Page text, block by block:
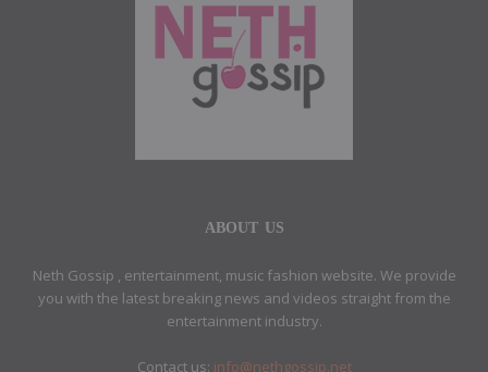
ABOUT US
Neth Gossip , entertainment, music fashion website. We provide
you with the latest breaking news and videos straight from the
entertainment industry.
Contact us: info@nethgossip.net